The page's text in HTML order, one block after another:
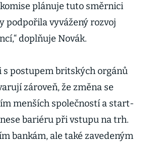
komise plánuje tuto směrnici
podpořila vyvážený rozvoj
doplňuje Novák.
s postupem britských orgánů
zároveň, že změna se
menších společností a start-
bariéru při vstupu na trh.
bankám, ale také zavedeným